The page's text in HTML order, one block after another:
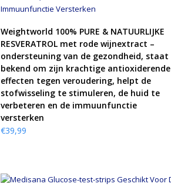
KOOP PRODUCT
Weightworld 100% PURE & NATUURLIJKE
RESVERATROL met rode wijnextract –
ondersteuning van de gezondheid, staat
bekend om zijn krachtige antioxiderende
effecten tegen veroudering, helpt de
stofwisseling te stimuleren, de huid te
verbeteren en de immuunfunctie
versterken
€39,99